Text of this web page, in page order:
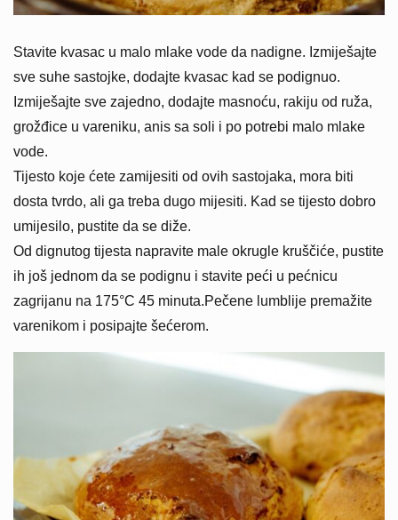
Stavite kvasac u malo mlake vode da nadigne. Izmiješajte
sve suhe sastojke, dodajte kvasac kad se podignuo.
Izmiješajte sve zajedno, dodajte masnoću, rakiju od ruža,
grožđice u vareniku, anis sa soli i po potrebi malo mlake
vode.
Tijesto koje ćete zamijesiti od ovih sastojaka, mora biti
dosta tvrdo, ali ga treba dugo mijesiti. Kad se tijesto dobro
umijesilo, pustite da se diže.
Od dignutog tijesta napravite male okrugle kruščiće, pustite
ih još jednom da se podignu i stavite peći u pećnicu
zagrijanu na 175°C 45 minuta.Pečene lumblije premažite
varenikom i posipajte šećerom.